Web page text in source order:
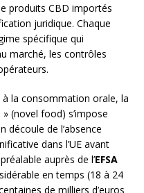
produits CBD importés
juridique. Chaque
spécifique qui
marché, les contrôles
à la consommation orale, la
» (novel food) s’impose
découle de l’absence
dans l’UE avant
auprès de l’EFSA
en temps (18 à 24
de milliers d’euros